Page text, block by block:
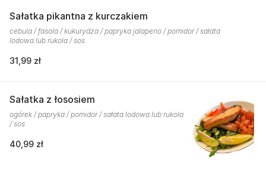
Sałatka pikantna z kurczakiem
cebula / fasola / kukurydza / papryka jalapeno / pomidor / sałata
lodowa lub rukola / sos
31,99 zł
Sałatka z łososiem
ogórek / papryka / pomidor / sałata lodowa lub rukola
/ sos
40,99 zł